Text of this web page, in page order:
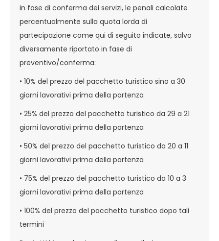
in fase di conferma dei servizi, le penali calcolate
percentualmente sulla quota lorda di
partecipazione come qui di seguito indicate, salvo
diversamente riportato in fase di
preventivo/conferma:
• 10% del prezzo del pacchetto turistico sino a 30
giorni lavorativi prima della partenza
• 25% del prezzo del pacchetto turistico da 29 a 21
giorni lavorativi prima della partenza
• 50% del prezzo del pacchetto turistico da 20 a 11
giorni lavorativi prima della partenza
• 75% del prezzo del pacchetto turistico da 10 a 3
giorni lavorativi prima della partenza
• 100% del prezzo del pacchetto turistico dopo tali
termini